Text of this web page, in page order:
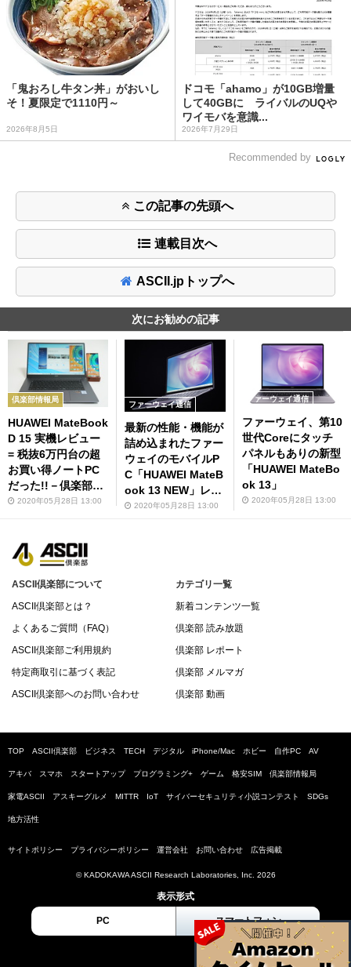
「鬼おろし牛タン丼」がおいし
そ！夏限定で1110円～
2026年8月5日
ドコモ「ahamo」が10GB増量
して40GBに ライバルのUQや
ワイモバを意識...
2026年7月29日
Recommended by
この記事の先頭へ
連載目次へ
ASCII.jpトップへ
次にお勧めの記事
倶楽部情報局
HUAWEI MateBook
D 15 実機レビュー
= 税抜6万円台の超
お買い得ノートPC
だった!!－倶楽部情
報局2020年05月28日 13:00
ファーウェイ通信
最新の性能・機能が
詰め込まれたファー
ウェイのモバイルP
C「HUAWEI MateB
ook 13 NEW」レビ
ュー2020年05月28日 13:00
ファーウェイ通信
ファーウェイ、第10
世代Coreにタッチ
パネルもありの新型
「HUAWEI MateBo
ok 13」
2020年05月28日 13:00
ASCII倶楽部について
ASCII倶楽部とは？
よくあるご質問（FAQ）
ASCII倶楽部ご利用規約
特定商取引に基づく表記
ASCII倶楽部へのお問い合わせ
カテゴリ一覧
新着コンテンツ一覧
倶楽部 読み放題
倶楽部 レポート
倶楽部 メルマガ
倶楽部 動画
TOP ASCII倶楽部 ビジネス TECH デジタル iPhone/Mac ホビー 自作PC AV
アキバ スマホ スタートアップ プログラミング+ ゲーム 格安SIM 倶楽部情報局
家電ASCII アスキーグルメ MITTR IoT サイバーセキュリティ小説コンテスト SDGs
地方活性
サイトポリシー プライバシーポリシー 運営会社 お問い合わせ 広告掲載
© KADOKAWA ASCII Research Laboratories, Inc. 2026
表示形式
PC スマートフォン